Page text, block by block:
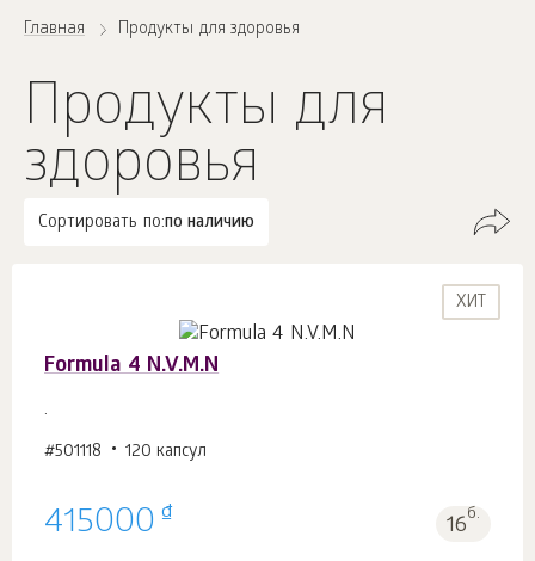
Главная Продукты для здоровья
Продукты для
здоровья
Сортировать по:по наличию
ХИТ
Formula 4 N.V.M.N
.
#501118 120 капсул
415000 ₫ 16б.